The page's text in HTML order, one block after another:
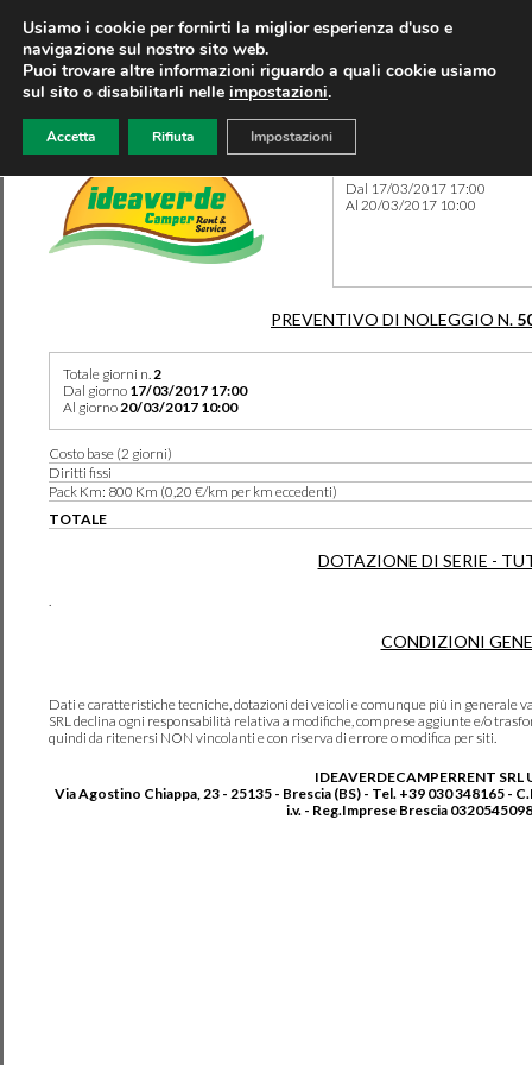
Dal 17/03/2017 17:00
Al 20/03/2017 10:00
PREVENTIVO DI NOLEGGIO N.
Totale giorni n.2
Dal giorno 17/03/2017 17:00
Al giorno20/03/2017 10:00
Costo base (2 giorni)
Diritti fissi
Pack Km: 800 Km (0,20 €/km per km eccedenti)
TOTALE
DOTAZIONE DI SERIE -
.
CONDIZIONI
Dati e caratteristiche tecniche, dotazioni dei veicoli e comunque più in generale
SRL declina ogni responsabilità relativa a modifiche, comprese aggiunte e/o
quindi da ritenersi NON vincolanti e con riserva di errore o modifica per siti.
IDEAVERDECAMPERRENT SRL
Via Agostino Chiappa, 23 - 25135 - Brescia (BS) - Tel. +39 030 348165 -
i.v. - Reg.Imprese Brescia
Usiamo i cookie per fornirti la miglior esperienza d'uso e
navigazione sul nostro sito web.
Puoi trovare altre informazioni riguardo a quali cookie usiamo
sul sito o disabilitarli nelle impostazioni.
Accetta Rifiuta Impostazioni